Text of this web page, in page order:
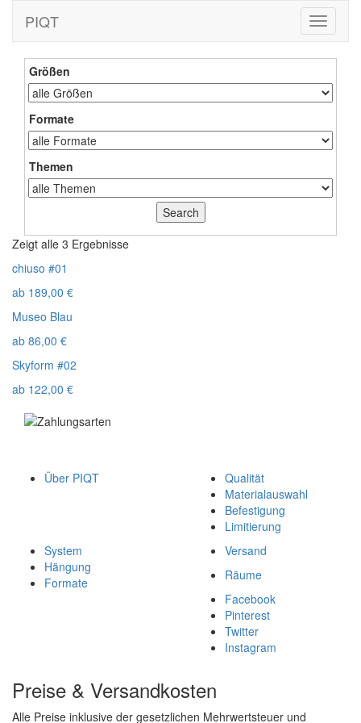
Toggle
PIQT
Größen
Formate
Themen
Zeigt alle 3 Ergebnisse
chiuso #01
ab 189,00 €
Museo Blau
ab 86,00 €
Skyform #02
ab 122,00 €
Über PIQT
Qualität
Materialauswahl
Befestigung
Limitierung
System
Hängung
Formate
Versand
Räume
Facebook
Pinterest
Twitter
Instagram
Preise & Versandkosten
Alle Preise inklusive der gesetzlichen Mehrwertsteuer und